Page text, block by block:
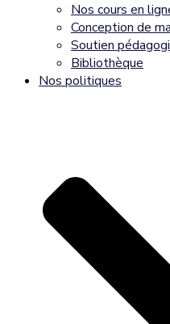
Nos cours en
Conception de
Soutien
Bibliothèque
Nos politiques